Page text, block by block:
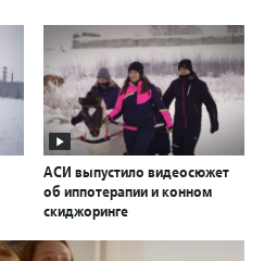
АСИ выпустило видеосюжет
об иппотерапии и конном
скиджоринге